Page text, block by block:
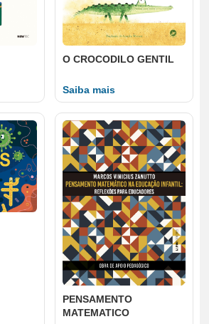
O CROCODILO GENTIL
Saiba mais
PENSAMENTO
MATEMATICO